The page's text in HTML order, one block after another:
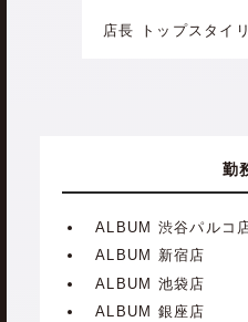
店長 トップスタイ
勤
ALBUM 渋谷パルコ
ALBUM 新宿店
ALBUM 池袋店
ALBUM 銀座店